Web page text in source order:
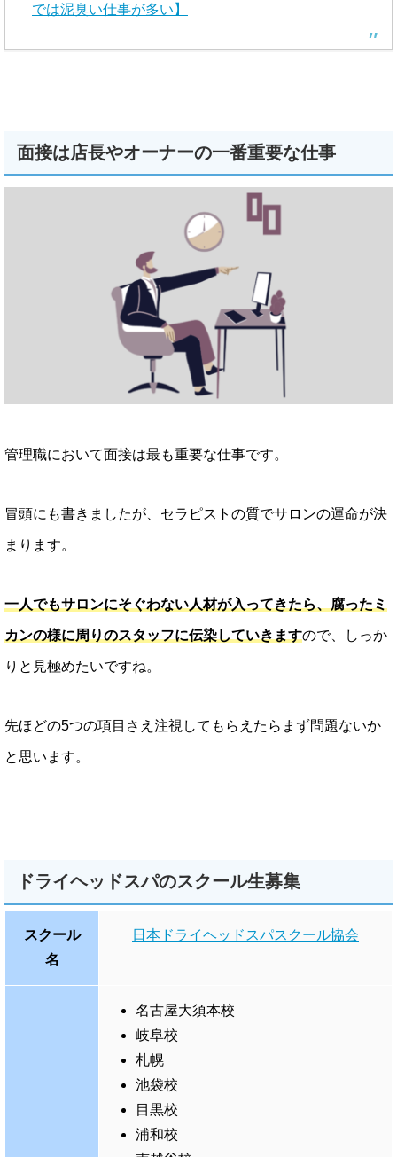
では泥臭い仕事が多い】
面接は店長やオーナーの一番重要な仕事
管理職において面接は最も重要な仕事です。
冒頭にも書きましたが、セラピストの質でサロンの運命が決
まります。
一人でもサロンにそぐわない人材が入ってきたら、腐ったミ
カンの様に周りのスタッフに伝染していきますので、しっか
りと見極めたいですね。
先ほどの5つの項目さえ注視してもらえたらまず問題ないか
と思います。
ドライヘッドスパのスクール生募集
スクール
名
日本ドライヘッドスパスクール協会
名古屋大須本校
岐阜校
札幌
池袋校
目黒校
浦和校